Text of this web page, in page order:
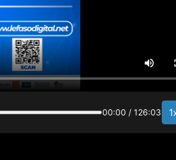
00:00 / 126:03